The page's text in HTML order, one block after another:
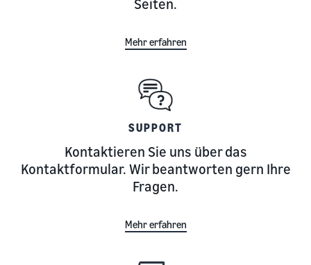
Seiten.
Mehr erfahren
SUPPORT
Kontaktieren Sie uns über das
Kontaktformular. Wir beantworten gern Ihre
Fragen.
Mehr erfahren